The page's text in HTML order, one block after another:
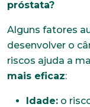
próstata?
Alguns fatores
desenvolver o
riscos ajuda a
mais eficaz:
Idade: o